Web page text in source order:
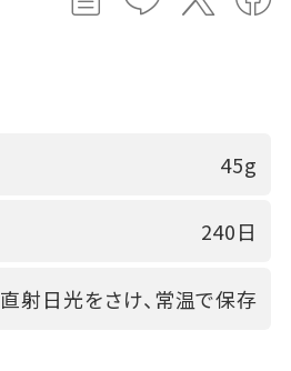
45g
240日
直射日光をさけ、常温で保存